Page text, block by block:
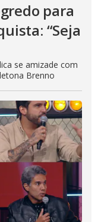
para
“Seja
se amizade com
Brenno